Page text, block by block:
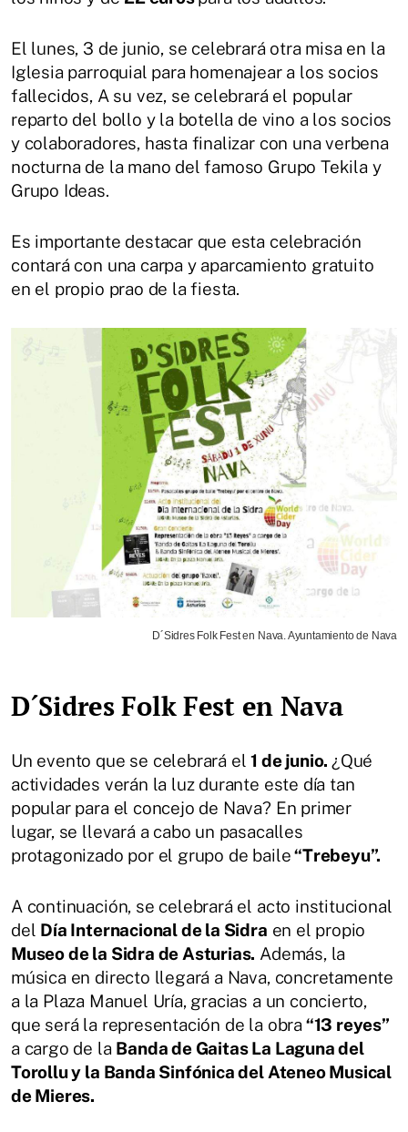
El lunes, 3 de junio, se celebrará otra misa en la
Iglesia parroquial para homenajear a los socios
fallecidos, A su vez, se celebrará el popular
reparto del bollo y la botella de vino a los socios
y colaboradores, hasta finalizar con una verbena
nocturna de la mano del famoso Grupo Tekila y
Grupo Ideas.
Es importante destacar que esta celebración
contará con una carpa y aparcamiento gratuito
en el propio prao de la fiesta.
D´Sidres Folk Fest en Nava. Ayuntamiento de Nava
D´Sidres Folk Fest en Nava
Un evento que se celebrará el1 de junio.¿Qué
actividades verán la luz durante este día tan
popular para el concejo de Nava? En primer
lugar, se llevará a cabo un pasacalles
protagonizado por el grupo de baile“Trebeyu”.
A continuación, se celebrará el acto institucional
del Día Internacional de la Sidra en el propio
Museo de la Sidra de Asturias. Además, la
música en directo llegará a Nava, concretamente
a la Plaza Manuel Uría, gracias a un concierto,
que será la representación de la obra “13 reyes”
a cargo de la Banda de Gaitas La Laguna del
Torollu y la Banda Sinfónica del Ateneo Musical
de Mieres.